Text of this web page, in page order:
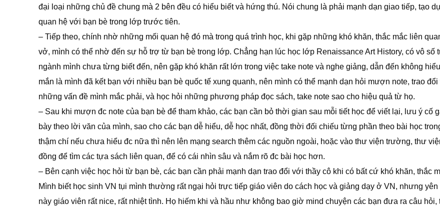
đại loại những chủ đề chung mà 2 bên đều có hiểu biết và hứng thú. Nói chung là phải mạnh dạn giao tiếp, tạo
quan hệ với bạn bè trong lớp trước tiên.
– Tiếp theo, chính nhờ những mối quan hệ đó mà trong quá trình học, khi gặp những khó khăn, thắc mắc liên
vở, mình có thể nhờ đến sự hỗ trợ từ bạn bè trong lớp. Chẳng hạn lúc học lớp Renaissance Art History, có vô số
ngành mình chưa từng biết đến, nên gặp khó khăn rất lớn trong việc take note và nghe giảng, dẫn đến không
mắn là mình đã kết bạn với nhiều bạn bè quốc tế xung quanh, nên mình có thể mạnh dạn hỏi mượn note, trao
những vấn đề mình mắc phải, và học hỏi những phương pháp đọc sách, take note sao cho hiệu quả từ họ.
– Sau khi mượn đc note của bạn bè để tham khảo, các bạn cần bỏ thời gian sau mỗi tiết học để viết lại, lưu ý cố
bày theo lời văn của mình, sao cho các bạn dễ hiểu, dễ học nhất, đồng thời đối chiếu từng phần theo bài học
thậm chí nếu chưa hiểu đc nữa thì nên lên mạng search thêm các nguồn ngoài, hoặc vào thư viện trường, thư
đồng để tìm các tựa sách liên quan, để có cái nhìn sâu và nắm rõ đc bài học hơn.
– Bên cạnh việc học hỏi từ bạn bè, các bạn cần phải mạnh dạn trao đổi với thầy cô khi có bất cứ khó khăn, thắc
Mình biết học sinh VN tụi mình thường rất ngại hỏi trực tiếp giáo viên do cách học và giảng dạy ở VN, nhưng yên
này giáo viên rất nice, rất nhiệt tình. Họ hiếm khi và hầu như không bao giờ mind chuyện các bạn đưa ra câu hỏi,